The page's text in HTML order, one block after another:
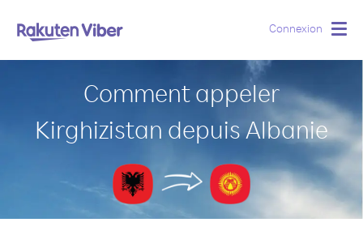
Connexion
Comment appeler
Kirghizistan depuis Albanie